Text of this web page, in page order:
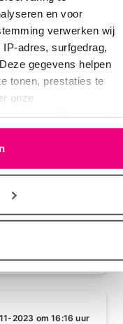
en voor
verwerken wij
adres, surfgedrag,
gegevens helpen
tonen, prestaties te
onze
linksonder elke
in het tabblad
richtlijn-
2023 om 16:16 uur